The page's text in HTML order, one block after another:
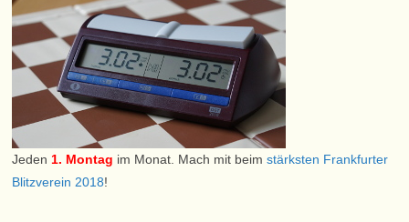
Jeden 1. Montag im Monat. Mach mit beimstärksten Frankfurter
Blitzverein 2018!